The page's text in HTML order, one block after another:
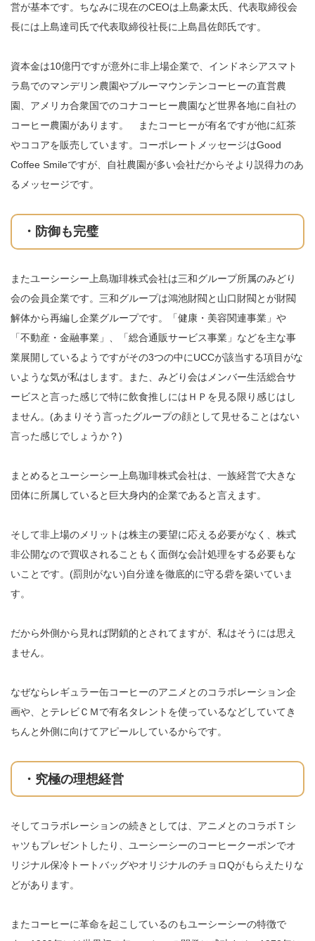
営が基本です。ちなみに現在のCEOは上島豪太氏、代表取締役会
長には上島達司氏で代表取締役社長に上島昌佐郎氏です。
資本金は10億円ですが意外に非上場企業で、インドネシアスマト
ラ島でのマンデリン農園やブルーマウンテンコーヒーの直営農
園、アメリカ合衆国でのコナコーヒー農園など世界各地に自社の
コーヒー農園があります。 またコーヒーが有名ですが他に紅茶
やココアを販売しています。コーポレートメッセージはGood
Coffee Smileですが、自社農園が多い会社だからそより説得力のあ
るメッセージです。
・防御も完璧
またユーシーシー上島珈琲株式会社は三和グループ所属のみどり
会の会員企業です。三和グループは鴻池財閥と山口財閥とが財閥
解体から再編し企業グループです。「健康・美容関連事業」や
「不動産・金融事業」、「総合通販サービス事業」などを主な事
業展開しているようですがその3つの中にUCCが該当する項目がな
いような気が私はします。また、みどり会はメンバー生活総合サ
ービスと言った感じで特に飲食推しにはＨＰを見る限り感じはし
ません。(あまりそう言ったグループの顔として見せることはない
言った感じでしょうか？)
まとめるとユーシーシー上島珈琲株式会社は、一族経営で大きな
団体に所属していると巨大身内的企業であると言えます。
そして非上場のメリットは株主の要望に応える必要がなく、株式
非公開なので買収されることもく面倒な会計処理をする必要もな
いことです。(罰則がない)自分達を徹底的に守る砦を築いていま
す。
だから外側から見れば閉鎖的とされてますが、私はそうには思え
ません。
なぜならレギュラー缶コーヒーのアニメとのコラボレーション企
画や、とテレビＣＭで有名タレントを使っているなどしていてき
ちんと外側に向けてアピールしているからです。
・究極の理想経営
そしてコラボレーションの続きとしては、アニメとのコラボＴシ
ャツもプレゼントしたり、ユーシーシーのコーヒークーポンでオ
リジナル保冷トートバッグやオリジナルのチョロQがもらえたりな
どがあります。
またコーヒーに革命を起こしているのもユーシーシーの特徴で